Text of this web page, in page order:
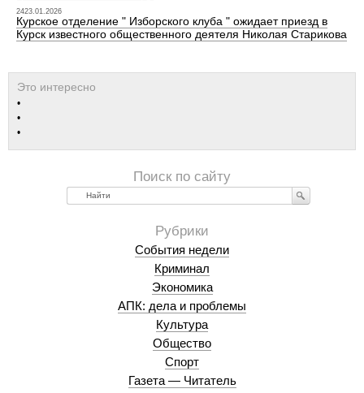
2423.01.2026
Курское отделение " Изборского клуба " ожидает приезд в
Курск известного общественного деятеля Николая Старикова
Найти
События недели
Криминал
Экономика
АПК: дела и проблемы
Культура
Общество
Спорт
Газета — Читатель